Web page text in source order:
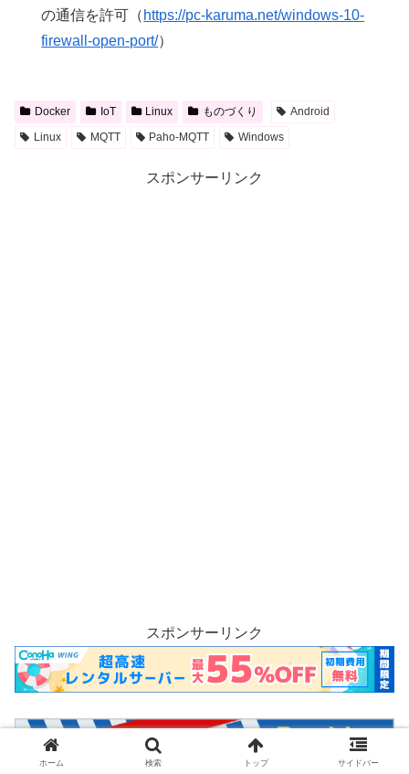
の通信を許可（ https://pc-karuma.net/windows-10-
firewall-open-port/）
Docker IoT Linux ものづくり
Android
Linux
MQTT Paho-MQTT Windows
スポンサーリンク
スポンサーリンク
ホーム 検索 トップ サイドバー